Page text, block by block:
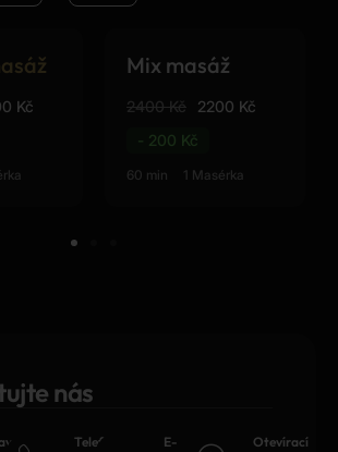
Kč
Mix masáž
2400 Kč
2200 Kč
- 200 Kč
60 min 1 Masérka
nás
Telefon
E-
Otevírací